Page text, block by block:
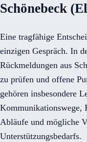
Schönebeck
Eine tragfähige
einzigen Gespräch. In
Rückmeldungen aus
zu prüfen und offene
gehören insbesondere
Kommunikationswege,
Abläufe und mögliche
Unterstützungsbedarfs.